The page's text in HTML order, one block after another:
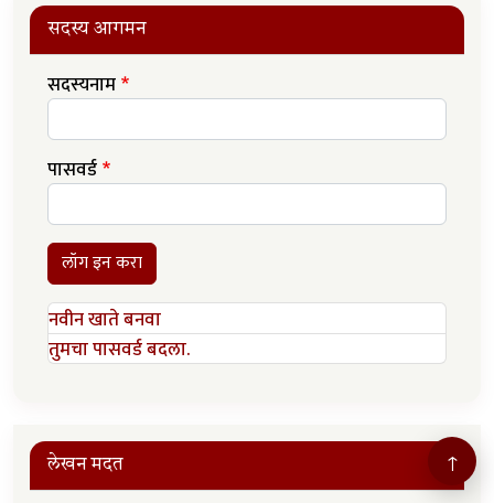
सदस्य आगमन
सदस्यनाम
पासवर्ड
लॉग इन करा
नवीन खाते बनवा
तुमचा पासवर्ड बदला.
लेखन मदत ↑